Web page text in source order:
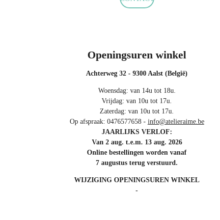
Openingsuren winkel
Achterweg 32 - 9300 Aalst (België)
Woensdag: van 14u tot 18u.
Vrijdag: van 10u tot 17u.
Zaterdag: van 10u tot 17u.
Op afspraak: 0476577658 - info@atelieraime.be
JAARLIJKS VERLOF:
Van 2 aug. t.e.m. 13 aug. 2026
Online bestellingen worden vanaf
7 augustus terug verstuurd.
WIJZIGING OPENINGSUREN WINKEL
-